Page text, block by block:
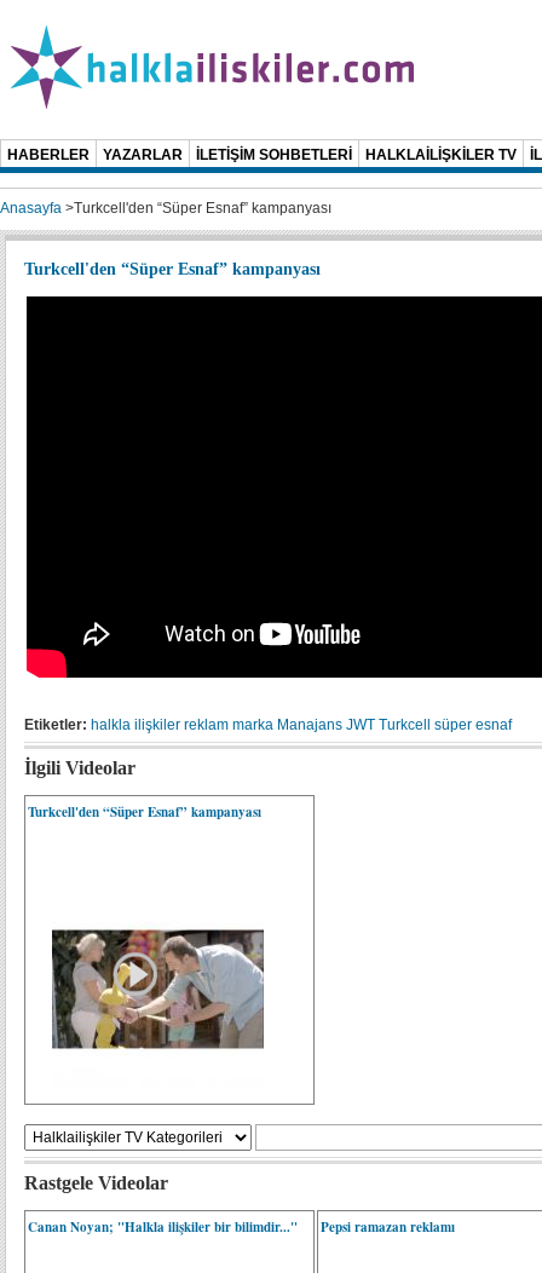
HABERLER YAZARLAR İLETİŞİM SOHBETLERİ HALKLAİLİŞKİLER TV
Anasayfa >Turkcell'den “Süper Esnaf” kampanyası
Turkcell'den “Süper Esnaf” kampanyası
Etiketler: halkla ilişkiler reklam marka Manajans JWT Turkcell süper esnaf
İlgili Videolar
Turkcell'den “Süper Esnaf” kampanyası
Rastgele Videolar
Canan Noyan; "Halkla ilişkiler bir bilimdir..." Pepsi ramazan reklamı